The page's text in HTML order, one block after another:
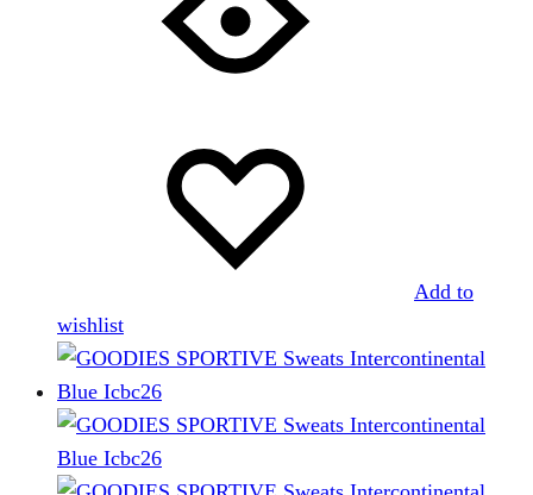
plusieurs
variations.
Les
peuvent
être
choisies
sur
du
Add to
wishlist